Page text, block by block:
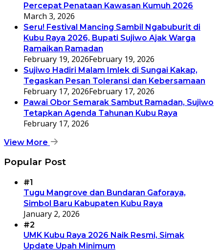
Percepat Penataan Kawasan Kumuh 2026
March 3, 2026
Seru! Festival Mancing Sambil Ngabuburit di
Kubu Raya 2026, Bupati Sujiwo Ajak Warga
Ramaikan Ramadan
February 19, 2026February 19, 2026
Sujiwo Hadiri Malam Imlek di Sungai Kakap,
Tegaskan Pesan Toleransi dan Kebersamaan
February 17, 2026February 17, 2026
Pawai Obor Semarak Sambut Ramadan, Sujiwo
Tetapkan Agenda Tahunan Kubu Raya
February 17, 2026
View More
Popular Post
#1
Tugu Mangrove dan Bundaran Gaforaya,
Simbol Baru Kabupaten Kubu Raya
January 2, 2026
#2
UMK Kubu Raya 2026 Naik Resmi, Simak
Update Upah Minimum